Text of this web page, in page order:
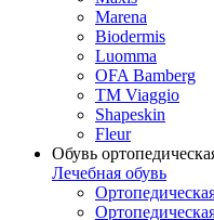
Marena
Biodermis
Luomma
OFA Bamberg
TM Viaggio
Shapeskin
Fleur
Обувь
Лечебная обувь